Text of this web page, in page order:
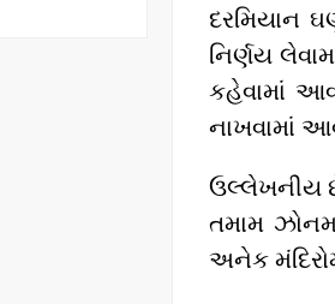
દરમિયાન
નિર્ણય
કહેવામાં
નાખવામાં
ઉલ્લેખનીય
તમામ
અનેક